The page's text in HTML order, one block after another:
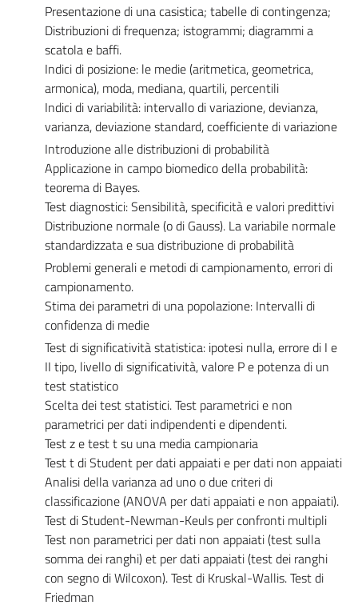
Presentazione di una casistica; tabelle di contingenza;
Distribuzioni di frequenza; istogrammi; diagrammi a
scatola e baffi.
Indici di posizione: le medie (aritmetica, geometrica,
armonica), moda, mediana, quartili, percentili
Indici di variabilità: intervallo di variazione, devianza,
varianza, deviazione standard, coefficiente di variazione
Introduzione alle distribuzioni di probabilità
Applicazione in campo biomedico della probabilità:
teorema di Bayes.
Test diagnostici: Sensibilità, specificità e valori predittivi
Distribuzione normale (o di Gauss). La variabile normale
standardizzata e sua distribuzione di probabilità
Problemi generali e metodi di campionamento, errori di
campionamento.
Stima dei parametri di una popolazione: Intervalli di
confidenza di medie
Test di significatività statistica: ipotesi nulla, errore di I e
II tipo, livello di significatività, valore P e potenza di un
test statistico
Scelta dei test statistici. Test parametrici e non
parametrici per dati indipendenti e dipendenti.
Test z e test t su una media campionaria
Test t di Student per dati appaiati e per dati non appaiati
Analisi della varianza ad uno o due criteri di
classificazione (ANOVA per dati appaiati e non appaiati).
Test di Student-Newman-Keuls per confronti multipli
Test non parametrici per dati non appaiati (test sulla
somma dei ranghi) et per dati appaiati (test dei ranghi
con segno di Wilcoxon). Test di Kruskal-Wallis. Test di
Friedman